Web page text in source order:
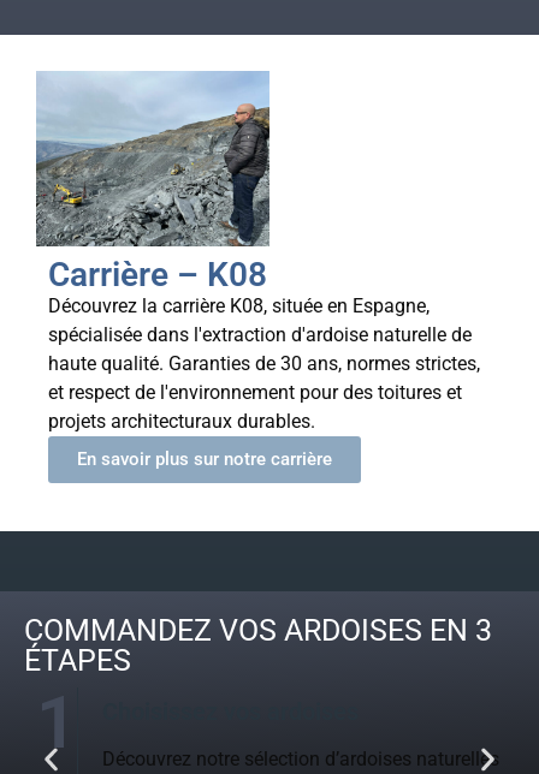
Carrière – K08
Découvrez la carrière K08, située en Espagne,
spécialisée dans l'extraction d'ardoise naturelle de
haute qualité. Garanties de 30 ans, normes strictes,
et respect de l'environnement pour des toitures et
projets architecturaux durables.
En savoir plus sur notre carrière
COMMANDEZ VOS ARDOISES EN 3
ÉTAPES
Remplissez notre bon de commande en ligne et